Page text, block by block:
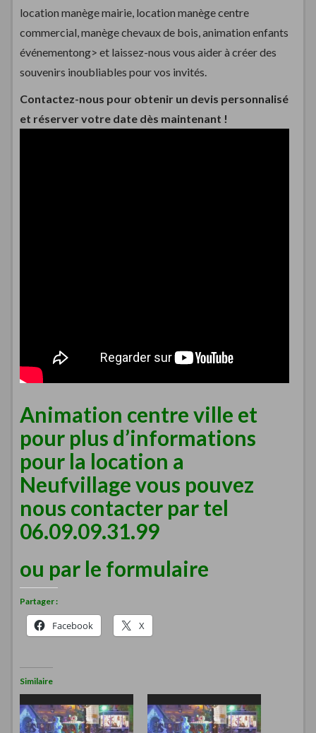
location manège mairie, location manège centre
commercial, manège chevaux de bois, animation enfants
événementong> et laissez-nous vous aider à créer des
souvenirs inoubliables pour vos invités.
Contactez-nous pour obtenir un devis personnalisé
et réserver votre date dès maintenant !
Animation centre ville et
pour plus d’informations
pour la location a
Neufvillage vous pouvez
nous contacter par tel
06.09.09.31.99
ou par le formulaire
Partager :
Facebook X
Similaire